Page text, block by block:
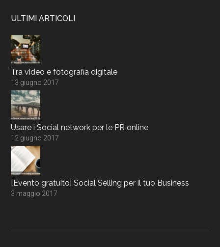
ULTIMI ARTICOLI
Tra video e fotografia digitale
13 giugno 2017
Usare i Social network per le PR online
12 giugno 2017
[Evento gratuito] Social Selling per il tuo Business
3 maggio 2017